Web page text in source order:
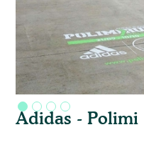
Adidas - Polimi